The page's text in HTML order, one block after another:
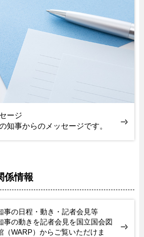
ージ
知事からのメッセージです。
係情報
事の日程・動き・記者会見等
事の動きを記者会見を国立国会図
（WARP）からご覧いただけま